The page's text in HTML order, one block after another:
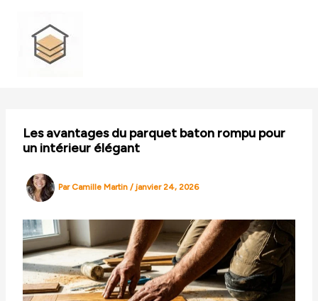
contenu
Les avantages du parquet baton rompu pour
un intérieur élégant
ParCamille Martin/janvier 24, 2026